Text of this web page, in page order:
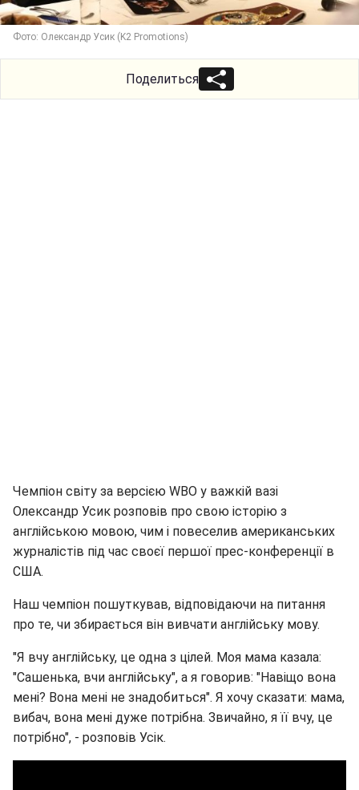
Фото: Олександр Усик (K2 Promotions)
Поделиться
Чемпіон світу за версією WBO у важкій вазі
Олександр Усик розповів про свою історію з
англійською мовою, чим і повеселив американських
журналістів під час своєї першої прес-конференції в
США.
Наш чемпіон пошуткував, відповідаючи на питання
про те, чи збирається він вивчати англійську мову.
"Я вчу англійську, це одна з цілей. Моя мама казала:
"Сашенька, вчи англійську", а я говорив: "Навіщо вона
мені? Вона мені не знадобиться". Я хочу сказати: мама,
вибач, вона мені дуже потрібна. Звичайно, я її вчу, це
потрібно", - розповів Усік.